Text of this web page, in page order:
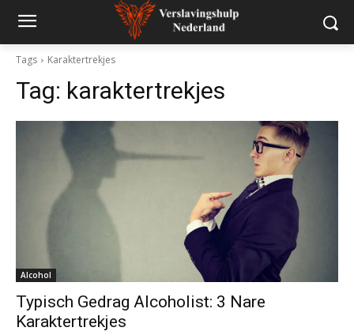
Tags Karaktertrekjes
Tag: karaktertrekjes
Alcohol
Typisch Gedrag Alcoholist: 3 Nare
Karaktertrekjes